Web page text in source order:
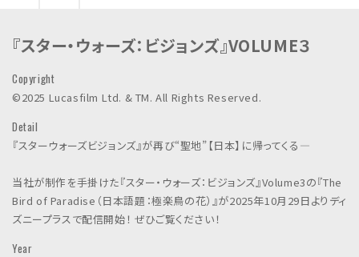
『スター・ウォーズ：ビジョンズ』VOLUME３
Copyright
©2025 Lucasfilm Ltd. & TM. All Rights Reserved.
Detail
『スターウォーズビジョンズ』が再び“聖地”【日本】に帰ってくる―
当社が制作を手掛けた『スター・ウォーズ：ビジョンズ』Volume3の『The
Bird of Paradise（日本語題：極楽鳥の花）』が2025年10月29日よりディ
ズニープラスで配信開始！ ぜひご覧ください！
Year